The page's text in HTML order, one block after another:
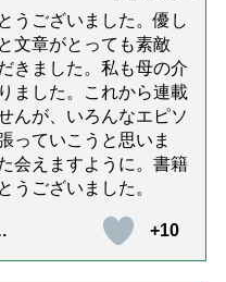
うございました。優し
文章がとっても素敵
きました。私も母の介
ました。これから連載
んが、いろんなエピソ
っていこうと思いま
会えますように。書籍
うございました。
+10